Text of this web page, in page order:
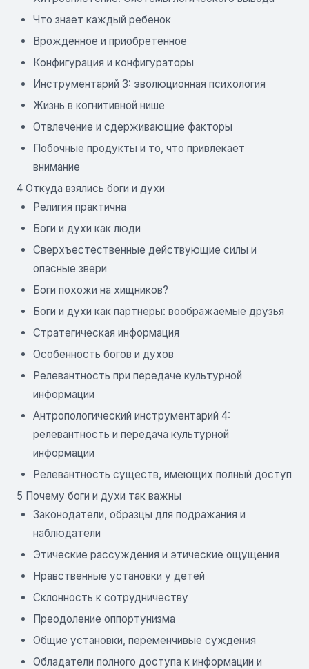
Что знает каждый ребенок
Врожденное и приобретенное
Конфигурация и конфигураторы
Инструментарий 3: эволюционная психология
Жизнь в когнитивной нише
Отвлечение и сдерживающие факторы
Побочные продукты и то, что привлекает
внимание
4 Откуда взялись боги и духи
Религия практична
Боги и духи как люди
Сверхъестественные действующие силы и
опасные звери
Боги похожи на хищников?
Боги и духи как партнеры: воображаемые друзья
Стратегическая информация
Особенность богов и духов
Релевантность при передаче культурной
информации
Антропологический инструментарий 4:
релевантность и передача культурной
информации
Релевантность существ, имеющих полный доступ
5 Почему боги и духи так важны
Законодатели, образцы для подражания и
наблюдатели
Этические рассуждения и этические ощущения
Нравственные установки у детей
Склонность к сотрудничеству
Преодоление оппортунизма
Общие установки, переменчивые суждения
Обладатели полного доступа к информации и